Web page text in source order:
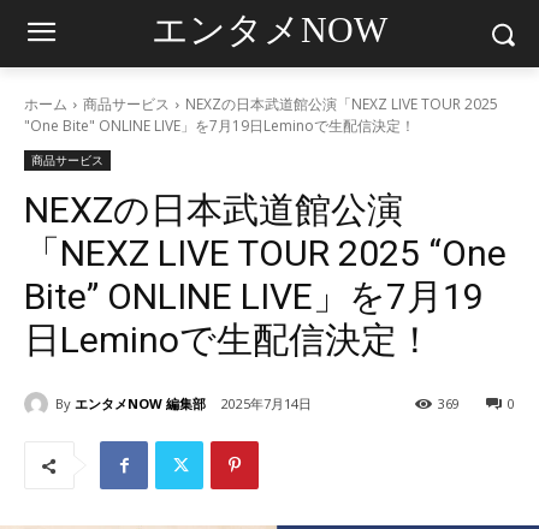
エンタメNOW
ホーム 商品サービス
NEXZの日本武道館公演「NEXZ LIVE TOUR 2025
"One Bite" ONLINE LIVE」を7月19日Leminoで生配信決定！
商品サービス
NEXZの日本武道館公演
「NEXZ LIVE TOUR 2025 “One
Bite” ONLINE LIVE」を7月19
日Leminoで生配信決定！
By エンタメNOW 編集部 2025年7月14日 0
369